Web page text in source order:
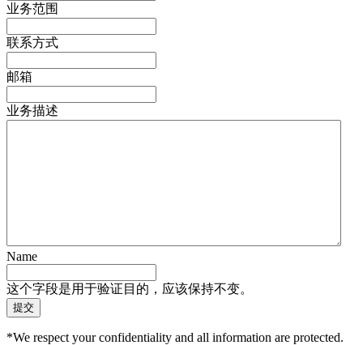
业务范围
联系方式
邮箱
业务描述
Name
这个字段是用于验证目的，应该保持不变。
*We respect your confidentiality and all information are protected.